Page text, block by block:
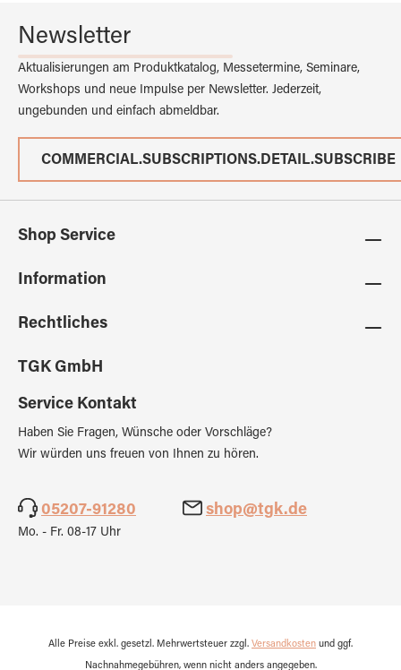
Newsletter
Aktualisierungen am Produktkatalog, Messetermine, Seminare,
Workshops und neue Impulse per Newsletter. Jederzeit,
ungebunden und einfach abmeldbar.
COMMERCIAL.SUBSCRIPTIONS.DETAIL.SUBSCRIBE
Shop Service
Information
Rechtliches
TGK GmbH
Service Kontakt
Haben Sie Fragen, Wünsche oder Vorschläge?
Wir würden uns freuen von Ihnen zu hören.
05207-91280 shop@tgk.de
Mo. - Fr. 08-17 Uhr
Alle Preise exkl. gesetzl. Mehrwertsteuer zzgl. Versandkosten und ggf.
Nachnahmegebühren, wenn nicht anders angegeben.